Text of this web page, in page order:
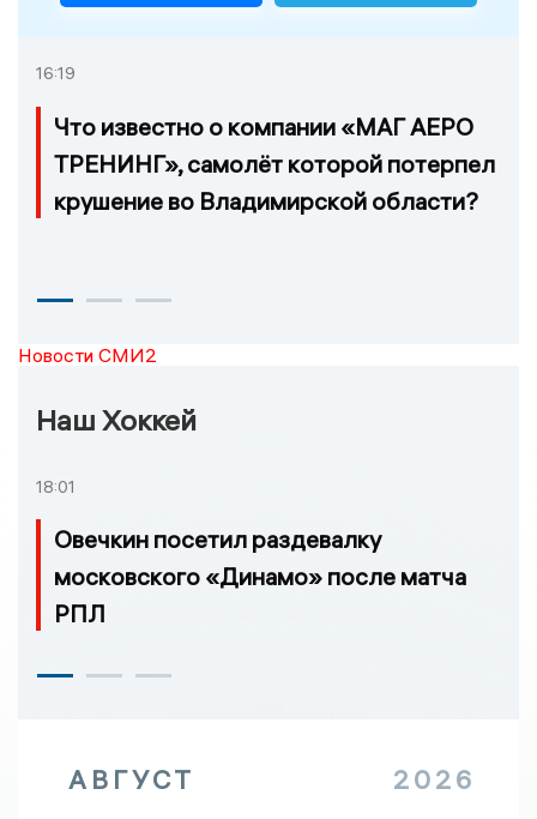
16:19
Что известно о компании «МАГ АЕРО
ТРЕНИНГ», самолёт которой потерпел
крушение во Владимирской области?
Новости СМИ2
Наш Хоккей
18:01
Овечкин посетил раздевалку
московского «Динамо» после матча
РПЛ
АВГУСТ 2026